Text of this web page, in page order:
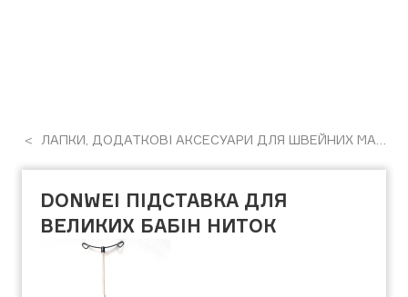
ЛАПКИ, ДОДАТКОВІ АКСЕСУАРИ ДЛЯ ШВЕЙНИХ МАШИН
DONWEI ПІДСТАВКА ДЛЯ
ВЕЛИКИХ БАБІН НИТОК